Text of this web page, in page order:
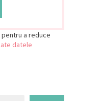
a reduce
datele